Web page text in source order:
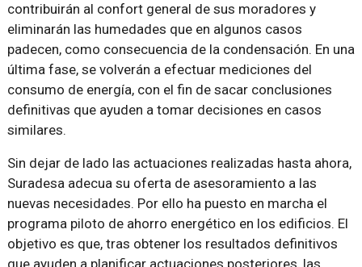
contribuirán al confort general de sus moradores y
eliminarán las humedades que en algunos casos
padecen, como consecuencia de la condensación. En una
última fase, se volverán a efectuar mediciones del
consumo de energía, con el fin de sacar conclusiones
definitivas que ayuden a tomar decisiones en casos
similares.
Sin dejar de lado las actuaciones realizadas hasta ahora,
Suradesa adecua su oferta de asesoramiento a las
nuevas necesidades. Por ello ha puesto en marcha el
programa piloto de ahorro energético en los edificios. El
objetivo es que, tras obtener los resultados definitivos
que ayuden a planificar actuaciones posteriores, las